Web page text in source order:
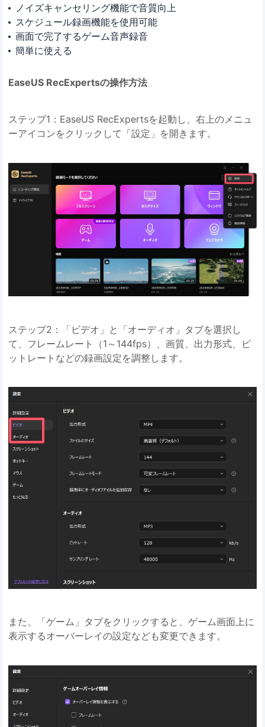
ノイズキャンセリング機能で音質向上
スケジュール録画機能を使用可能
画面で完了するゲーム音声録音
簡単に使える
EaseUS RecExpertsの操作方法
ステップ1：EaseUS RecExpertsを起動し、右上のメニュ
ーアイコンをクリックして「設定」を開きます。
ステップ2：「ビデオ」と「オーディオ」タブを選択し
て、フレームレート（1～144fps）、画質、出力形式、ビ
ットレートなどの録画設定を調整します。
また、「ゲーム」タブをクリックすると、ゲーム画面上に
表示するオーバーレイの設定なども変更できます。